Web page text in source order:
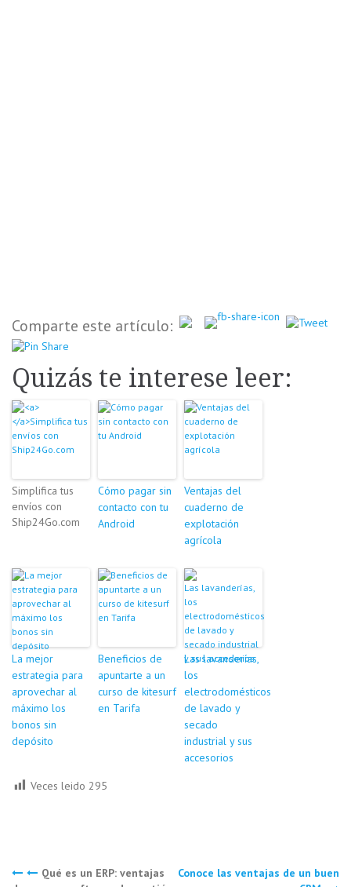
Comparte este artículo:
Quizás te interese leer:
Simplifica tus
envíos con
Ship24Go.com
Cómo pagar sin
contacto con tu
Android
Ventajas del
cuaderno de
explotación
agrícola
La mejor
estrategia para
aprovechar al
máximo los
bonos sin
depósito
Beneficios de
apuntarte a un
curso de kitesurf
en Tarifa
Las lavanderías,
los
electrodomésticos
de lavado y
secado
industrial y sus
accesorios
Veces leido 295
Qué es un ERP: ventajas
Conoce las ventajas de un buen